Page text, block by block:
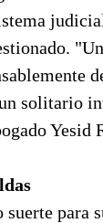
solitario
Yesid
para